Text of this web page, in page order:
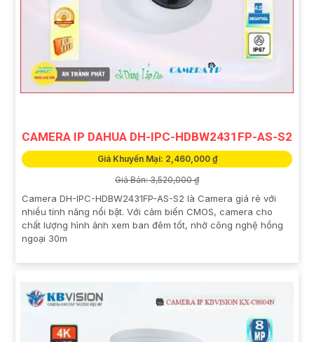
CAMERA IP DAHUA DH-IPC-HDBW2431FP-AS-S2
Giá Khuyến Mại: 2,460,000 ₫
Giá Bán: 3,520,000 ₫
Camera DH-IPC-HDBW2431FP-AS-S2 là Camera giá rẻ với
nhiều tính năng nổi bật. Với cảm biến CMOS, camera cho
chất lượng hình ảnh xem ban đêm tốt, nhờ công nghệ hồng
ngoại 30m